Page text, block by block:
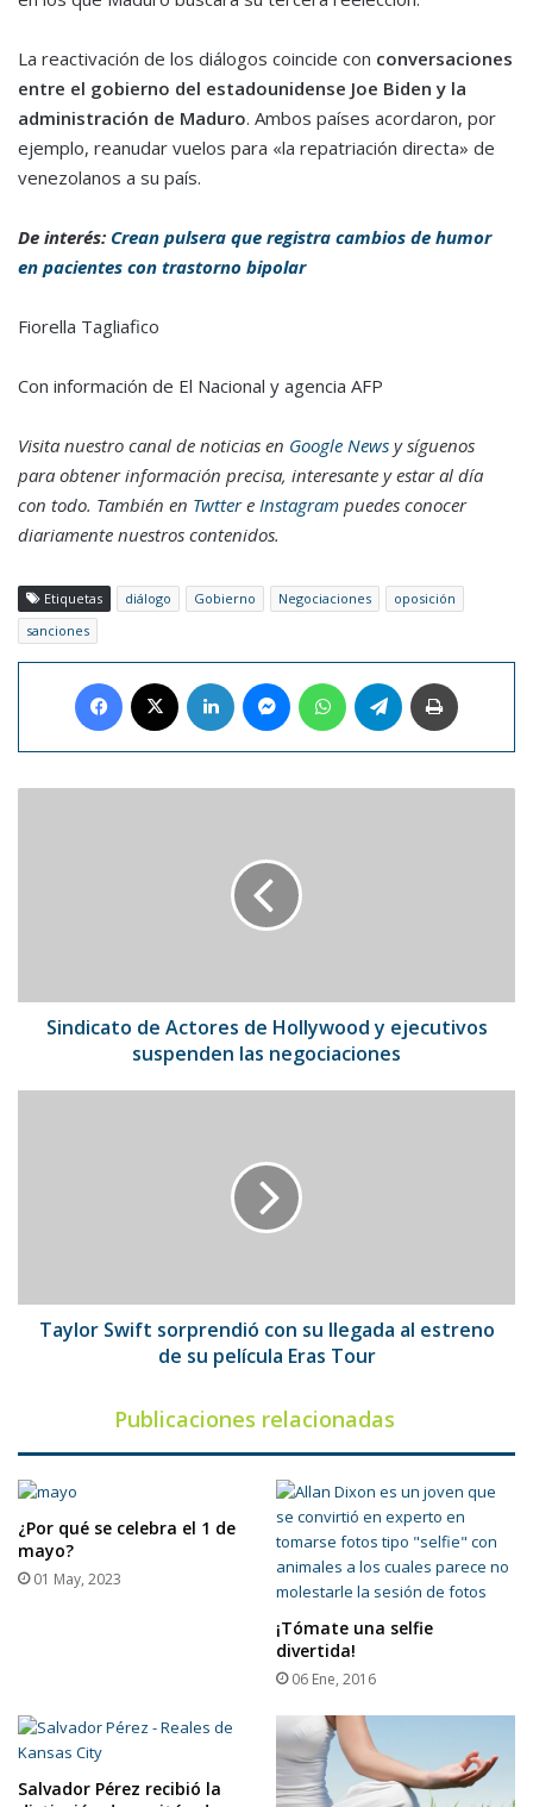
La reactivación de los diálogos coincide con conversaciones
entre el gobierno del estadounidense Joe Biden y la
administración de Maduro. Ambos países acordaron, por
ejemplo, reanudar vuelos para «la repatriación directa» de
venezolanos a su país.
De interés: Crean pulsera que registra cambios de humor
en pacientes con trastorno bipolar
Fiorella Tagliafico
Con información de El Nacional y agencia AFP
Visita nuestro canal de noticias en Google News y síguenos
para obtener información precisa, interesante y estar al día
con todo. También en Twttere Instagram puedes conocer
diariamente nuestros contenidos.
Etiquetas diálogo Gobierno Negociaciones
oposición
sanciones
Facebook LinkedIn MessengerWhatsAppTelegram
las
negociaciones
Sindicato de Actores de Hollywood y ejecutivos
suspenden las negociaciones
de
Taylor Swift sorprendió con su llegada al estreno
de su película Eras Tour
Publicaciones relacionadas
¿Por qué se celebra el 1 de
mayo?
01 May, 2023
¡Tómate una selfie
divertida!
06 Ene, 2016
Salvador Pérez recibió la